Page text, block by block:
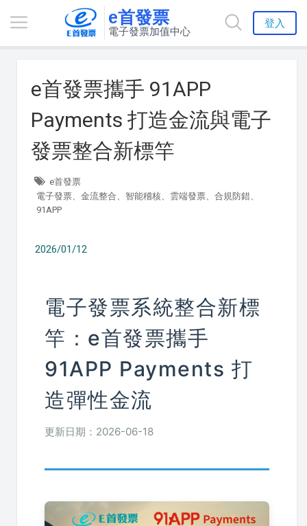
e首發票
電子發票加值中心
登入
e首發票攜手 91APP
Payments 打造金流與電子
發票整合新標竿
e首發票
電子發票、金流整合、智能稽核、雲端發票、合規防錯、
91APP
2026/01/12
電子發票系統整合新標
竿：e首發票攜手
91APP Payments 打
造彈性金流
更新日期：2026-06-18